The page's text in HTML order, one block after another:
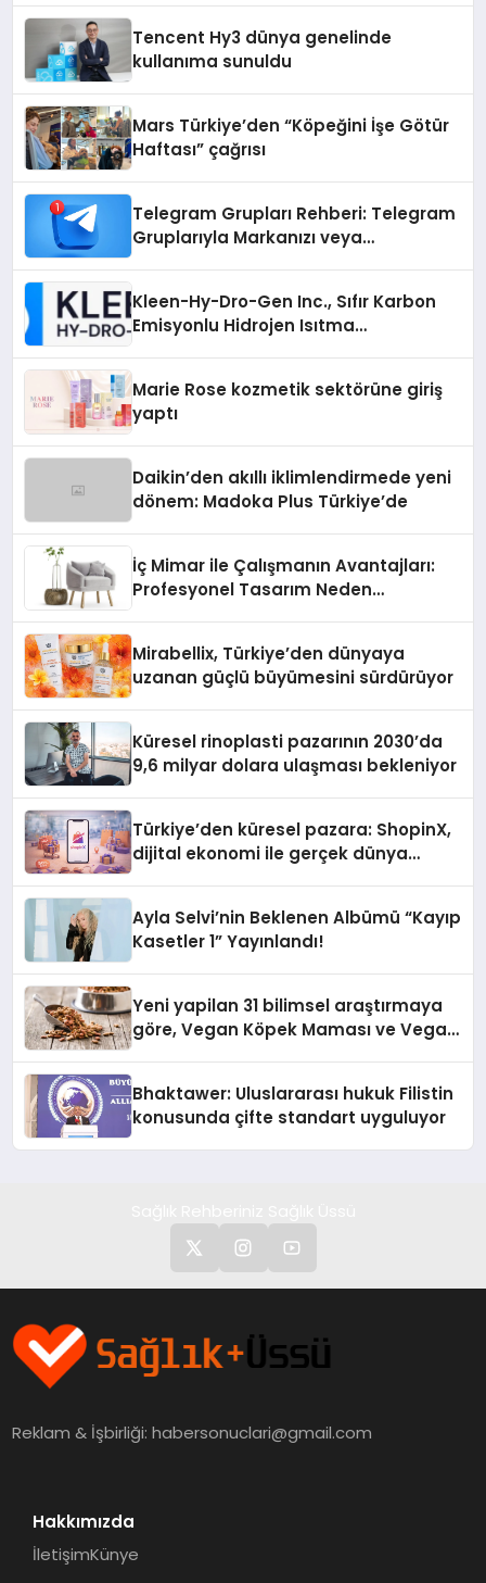
Tencent Hy3 dünya genelinde
kullanıma sunuldu
Mars Türkiye’den “Köpeğini İşe Götür
Haftası” çağrısı
Telegram Grupları Rehberi: Telegram
Gruplarıyla Markanızı veya
Kleen-Hy-Dro-Gen Inc., Sıfır Karbon
Emisyonlu Hidrojen Isıtma
Marie Rose kozmetik sektörüne giriş
yaptı
Daikin’den akıllı iklimlendirmede yeni
dönem: Madoka Plus Türkiye’de
İç Mimar ile Çalışmanın Avantajları:
Profesyonel Tasarım Neden
Mirabellix, Türkiye’den dünyaya
uzanan güçlü büyümesini sürdürüyor
Küresel rinoplasti pazarının 2030’da
9,6 milyar dolara ulaşması bekleniyor
Türkiye’den küresel pazara: ShopinX,
dijital ekonomi ile gerçek dünya
Ayla Selvi’nin Beklenen Albümü “Kayıp
Kasetler 1” Yayınlandı!
Yeni yapilan 31 bilimsel araştırmaya
göre, Vegan Köpek Maması ve Vegan
Bhaktawer: Uluslararası hukuk Filistin
konusunda çifte standart uyguluyor
Reklam & İşbirliği:habersonuclari@gmail.com
Hakkımızda
İletişimKünye